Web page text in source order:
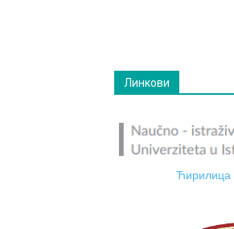
Линкови
Ћирилица